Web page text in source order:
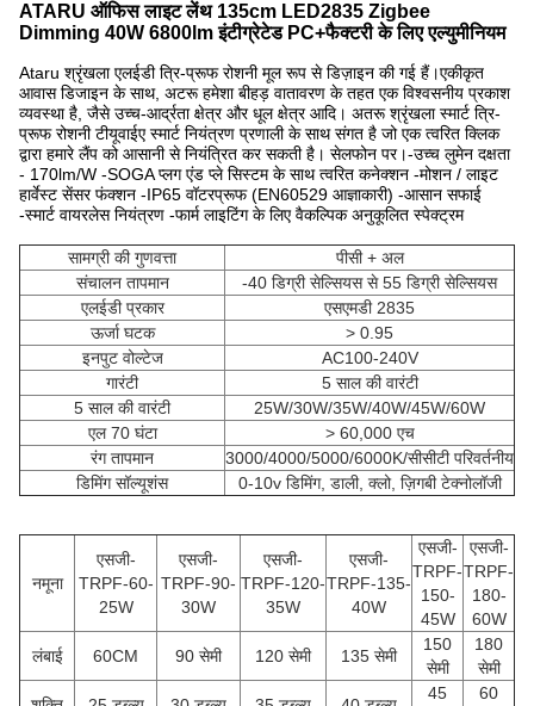
ATARU ऑफिस लाइट लेंथ 135cm LED2835 Zigbee
Dimming 40W 6800lm इंटीग्रेटेड PC+फैक्टरी के लिए एल्युमीनियम
Ataru श्रृंखला एलईडी त्रि-प्रूफ रोशनी मूल रूप से डिज़ाइन की गई हैं।एकीकृत
आवास डिजाइन के साथ, अटरू हमेशा बीहड़ वातावरण के तहत एक विश्वसनीय प्रकाश
व्यवस्था है, जैसे उच्च-आर्द्रता क्षेत्र और धूल क्षेत्र आदि। अतरू श्रृंखला स्मार्ट त्रि-
प्रूफ रोशनी टीयूवाईए स्मार्ट नियंत्रण प्रणाली के साथ संगत है जो एक त्वरित क्लिक
द्वारा हमारे लैंप को आसानी से नियंत्रित कर सकती है। सेलफोन पर।-उच्च लुमेन दक्षता
- 170lm/W -SOGA प्लग एंड प्ले सिस्टम के साथ त्वरित कनेक्शन -मोशन / लाइट
हार्वेस्ट सेंसर फंक्शन -IP65 वॉटरप्रूफ (EN60529 आज्ञाकारी) -आसान सफाई
-स्मार्ट वायरलेस नियंत्रण -फार्म लाइटिंग के लिए वैकल्पिक अनुकूलित स्पेक्ट्रम
सामग्री की गुणवत्ता
पीसी + अल
संचालन तापमान
-40 डिग्री सेल्सियस से 55 डिग्री सेल्सियस
एलईडी प्रकार
एसएमडी 2835
ऊर्जा घटक
> 0.95
इनपुट वोल्टेज
AC100-240V
गारंटी
5 साल की वारंटी
5 साल की वारंटी
25W/30W/35W/40W/45W/60W
एल 70 घंटा
> 60,000 एच
रंग तापमान
3000/4000/5000/6000K/सीसीटी परिवर्तनीय
डिमिंग सॉल्यूशंस
0-10v डिमिंग, डाली, क्लो, ज़िगबी टेक्नोलॉजी
नमूना
एसजी-
TRPF-60-
25W
एसजी-
TRPF-90-
30W
एसजी-
TRPF-120-
35W
एसजी-
TRPF-135-
40W
एसजी-
TRPF-
150-
45W
एसजी-
TRPF-
180-
60W
लंबाई
60CM 90 सेमी 120 सेमी 135 सेमी
150
सेमी
180
सेमी
45 60